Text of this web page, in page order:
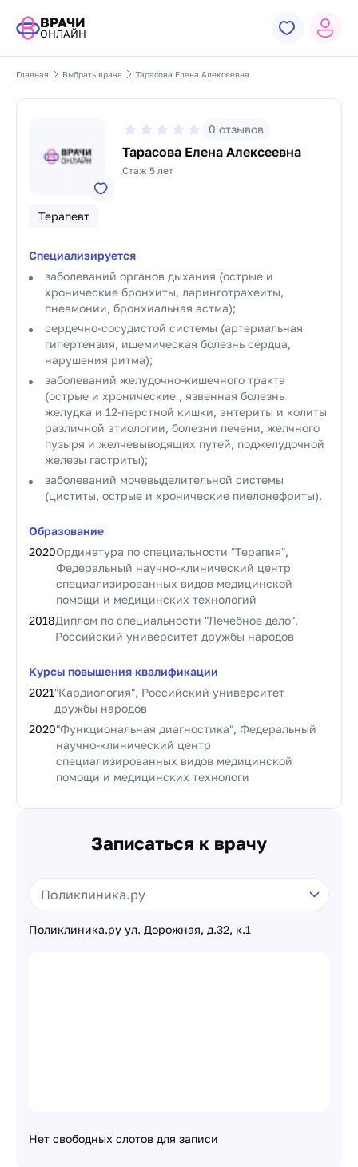
ВРАЧИ
ОНЛАЙН
Главная Выбрать врача Тарасова Елена Алексеевна
0 отзывов
Тарасова Елена Алексеевна
Стаж 5 лет
Терапевт
Специализируется
заболеваний органов дыхания (острые и
хронические бронхиты, ларинготрахеиты,
пневмонии, бронхиальная астма);
сердечно-сосудистой системы (артериальная
гипертензия, ишемическая болезнь сердца,
нарушения ритма);
заболеваний желудочно-кишечного тракта
(острые и хронические , язвенная болезнь
желудка и 12-перстной кишки, энтериты и колиты
различной этиологии, болезни печени, желчного
пузыря и желчевыводящих путей, поджелудочной
железы гастриты);
заболеваний мочевыделительной системы
(циститы, острые и хронические пиелонефриты).
Образование
2020Ординатура по специальности "Терапия",
Федеральный научно-клинический центр
специализированных видов медицинской
помощи и медицинских технологий
2018Диплом по специальности "Лечебное дело",
Российский университет дружбы народов
Курсы повышения квалификации
2021"Кардиология", Российский университет
дружбы народов
2020"Функциональная диагностика", Федеральный
научно-клинический центр
специализированных видов медицинской
помощи и медицинских технологи
Записаться к врачу
Поликлиника.ру ул. Дорожная, д.32, к.1
Нет свободных слотов для записи